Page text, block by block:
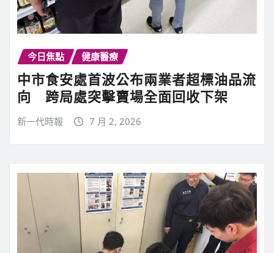
今日焦點 健康醫療
中市食安處首波公布兩業者超標油品流
向 跨局處突擊賣場全面回收下架
新一代時報 7 月 2, 2026